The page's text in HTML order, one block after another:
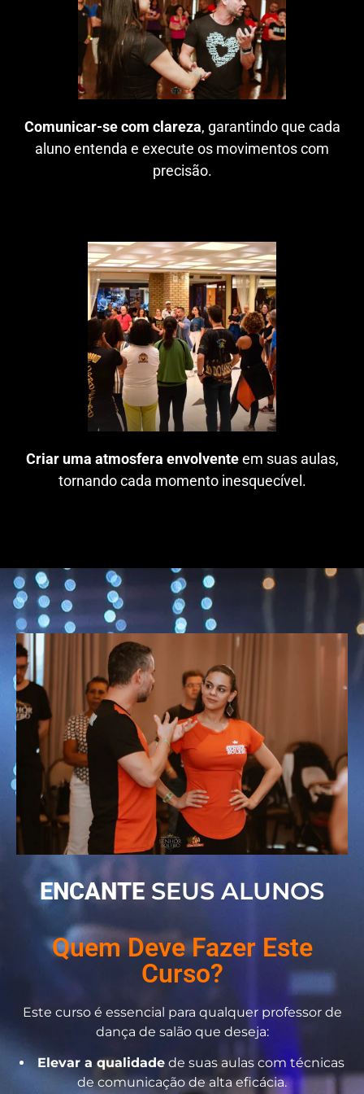
Comunicar-se com clareza, garantindo que cada
aluno entenda e execute os movimentos com
precisão.
Criar uma atmosfera envolventeem suas aulas,
tornando cada momento inesquecível.
ENCANTE SEUS ALUNOS
Quem Deve Fazer Este
Curso?
Este curso é essencial para qualquer professor de
dança de salão que deseja:
Elevar a qualidade de suas aulas com técnicas
de comunicação de alta eficácia.